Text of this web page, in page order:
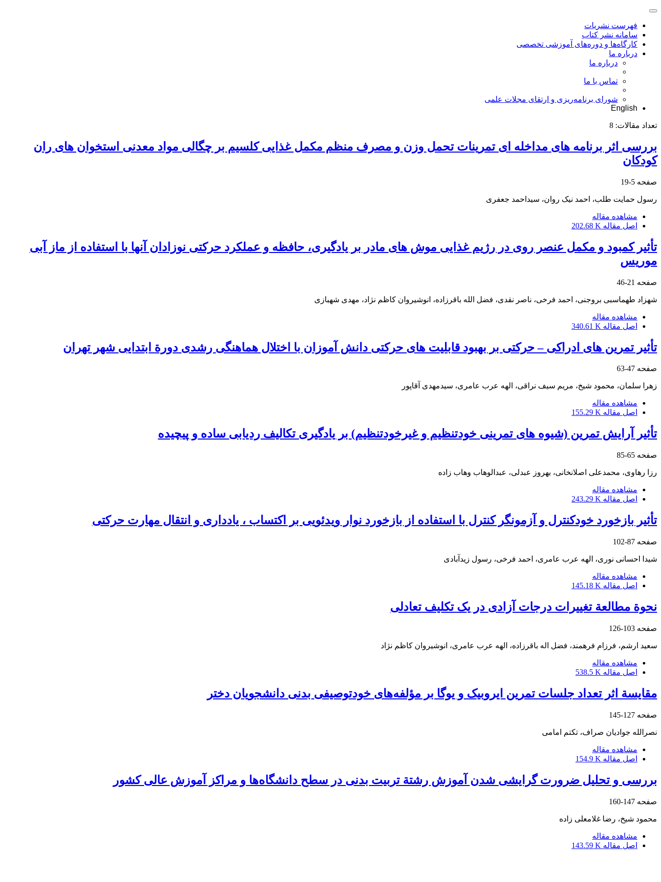
فهرست نشریات
سامانه نشر کتاب
کارگاه‌ها و دوره‌های آموزشی تخصصی
درباره ما
درباره ما
تماس با ما
شورای برنامه‌ریزی و ارتقای مجلات علمی
English
تعداد مقالات: 8
بررسی اثر برنامه های مداخله ای تمرینات تحمل وزن و مصرف منظم مکمل غذایی کلسیم بر چگالی مواد معدنی استخوان های ران
کودکان
صفحه 5-19
رسول حمایت طلب، احمد نیک روان، سیداحمد جعفری
مشاهده مقاله
اصل مقاله 202.68 K
تأثیر کمبود و مکمل عنصر روی در رژیم غذایی موش های مادر بر یادگیری، حافظه و عملکرد حرکتی نوزادان آنها با استفاده از ماز آبی
موریس
صفحه 21-46
شهزاد طهماسبی بروجنی، احمد فرخی، ناصر نقدی، فضل الله باقرزاده، انوشیروان کاظم نژاد، مهدی شهبازی
مشاهده مقاله
اصل مقاله 340.61 K
تأثیر تمرین های ادراکی – حرکتی بر بهبود قابلیت های حرکتی دانش آموزان با اختلال هماهنگی رشدی دورة ابتدایی شهر تهران
صفحه 47-63
زهرا سلمان، محمود شیخ، مریم سیف نراقی، الهه عرب عامری، سیدمهدی آقاپور
مشاهده مقاله
اصل مقاله 155.29 K
تأثیر آرایش تمرین (شیوه های تمرینی خودتنظیم و غیرخودتنظیم) بر یادگیری تکالیف ردیابی ساده و پیچیده
صفحه 65-85
رزا رهاوی، محمدعلی اصلانخانی، بهروز عبدلی، عبدالوهاب وهاب زاده
مشاهده مقاله
اصل مقاله 243.29 K
تأثیر بازخورد خودکنترل و آزمونگر کنترل با استفاده از بازخورد نوار ویدئویی بر اکتساب ، یادداری و انتقال مهارت حرکتی
صفحه 87-102
شیدا احسانی نوری، الهه عرب عامری، احمد فرخی، رسول زیدآبادی
مشاهده مقاله
اصل مقاله 145.18 K
نحوة مطالعة تغییرات درجات آزادی در یک تکلیف تعادلی
صفحه 103-126
سعید ارشم، فرزام فرهمند، فضل اله باقرزاده، الهه عرب عامری، انوشیروان کاظم نژاد
مشاهده مقاله
اصل مقاله 538.5 K
مقایسة اثر تعداد جلسات تمرین ایروبیک و یوگا بر مؤلفه‌های خودتوصیفی بدنی دانشجویان دختر
صفحه 127-145
نصرالله جوادیان صراف، تکتم امامی
مشاهده مقاله
اصل مقاله 154.9 K
بررسی‌ و تحلیل‌ ضرورت‌ گرایشی‌ شدن‌ آموزش‌ رشتة‌ تربیت‌ بدنی‌ در سطح‌ دانشگاه‌ها و مراکز آموزش‌ عالی‌ کشور
صفحه 147-160
محمود شیخ، رضا غلامعلی زاده
مشاهده مقاله
اصل مقاله 143.59 K